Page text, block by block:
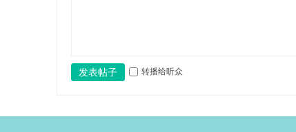
发表帖子 转播给听众